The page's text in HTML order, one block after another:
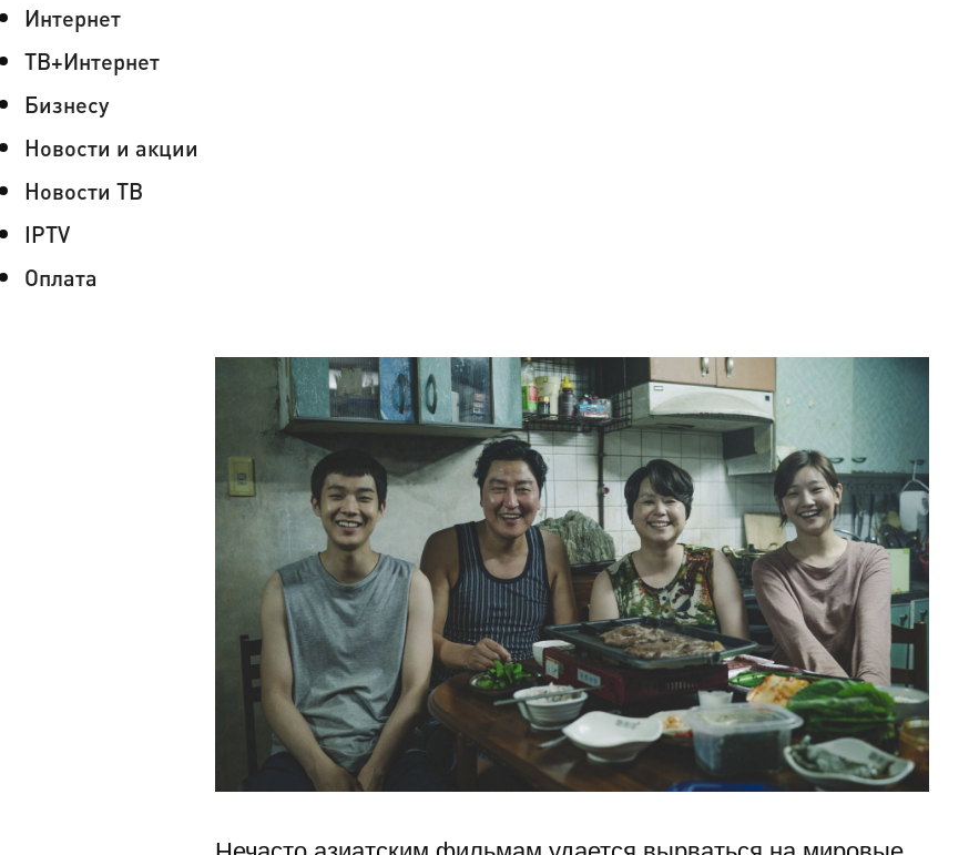
Интернет
ТВ+Интернет
Бизнесу
Новости и акции
Новости ТВ
IPTV
Оплата